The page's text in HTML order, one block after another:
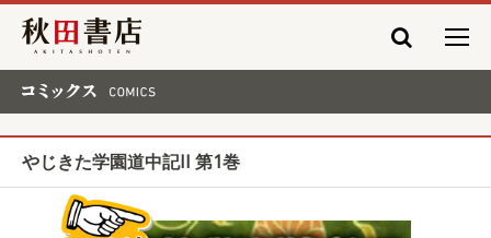
秋田書店
やじきた学園道中記II 第1巻